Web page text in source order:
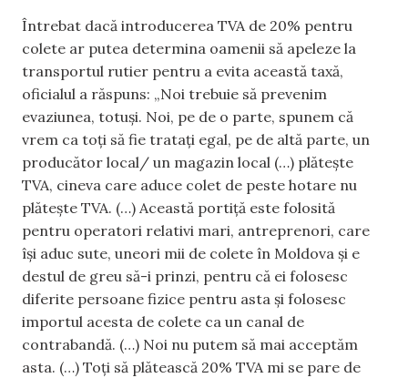
Întrebat dacă introducerea TVA de 20% pentru
colete ar putea determina oamenii să apeleze la
transportul rutier pentru a evita această taxă,
oficialul a răspuns: „Noi trebuie să prevenim
evaziunea, totuși. Noi, pe de o parte, spunem că
vrem ca toți să fie tratați egal, pe de altă parte, un
producător local/ un magazin local (…) plătește
TVA, cineva care aduce colet de peste hotare nu
plătește TVA. (…) Această portiță este folosită
pentru operatori relativi mari, antreprenori, care
își aduc sute, uneori mii de colete în Moldova și e
destul de greu să-i prinzi, pentru că ei folosesc
diferite persoane fizice pentru asta și folosesc
importul acesta de colete ca un canal de
contrabandă. (…) Noi nu putem să mai acceptăm
asta. (…) Toți să plătească 20% TVA mi se pare de